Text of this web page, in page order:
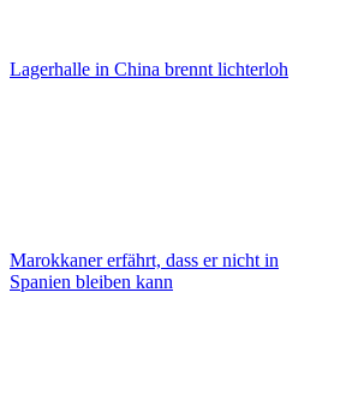
Lagerhalle in China brennt lichterloh
Marokkaner erfährt, dass er nicht in
Spanien bleiben kann